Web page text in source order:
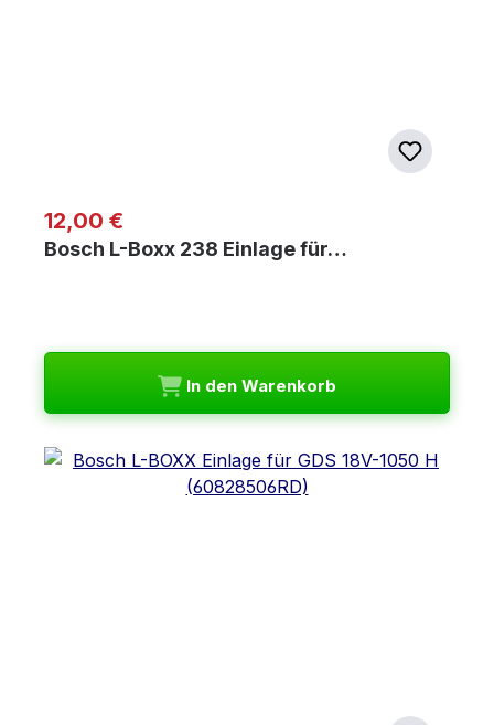
Regulärer Preis:
12,00 €
Bosch L-Boxx 238 Einlage für…
In den Warenkorb